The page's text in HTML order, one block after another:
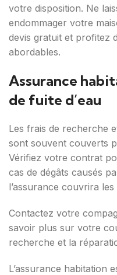
votre disposition. Ne
endommager votre
devis gratuit et profitez
abordables.
Assurance
de fuite d’eau
Les frais de recherche
sont souvent couverts
Vérifiez votre contrat
cas de dégâts causés
l’assurance couvrira les
Contactez votre
savoir plus sur votre
recherche et la
L’assurance habitation